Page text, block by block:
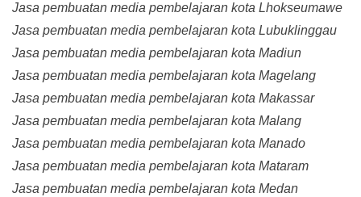
Jasa pembuatan media pembelajaran kota Lhokseumawe
Jasa pembuatan media pembelajaran kota Lubuklinggau
Jasa pembuatan media pembelajaran kota Madiun
Jasa pembuatan media pembelajaran kota Magelang
Jasa pembuatan media pembelajaran kota Makassar
Jasa pembuatan media pembelajaran kota Malang
Jasa pembuatan media pembelajaran kota Manado
Jasa pembuatan media pembelajaran kota Mataram
Jasa pembuatan media pembelajaran kota Medan